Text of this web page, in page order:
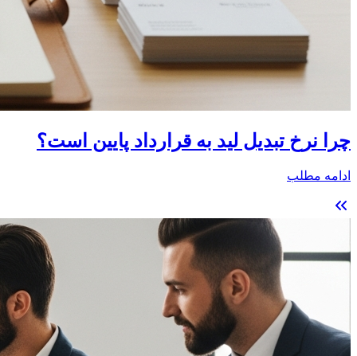
چرا نرخ تبدیل لید به قرارداد پایین است؟
ادامه مطلب